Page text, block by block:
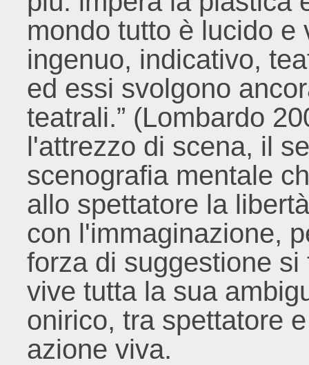
mondo tutto è lucido e
ingenuo, indicativo,
ed essi svolgono
teatrali.” (Lombardo
l'attrezzo di scena, il
scenografia mentale
allo spettatore la
con l'immaginazione,
forza di suggestione
vive tutta la sua
onirico, tra spettatore
azione viva.